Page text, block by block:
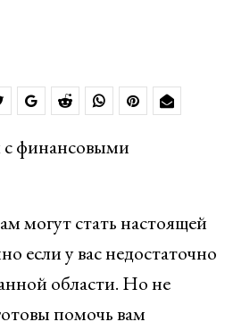
с финансовыми
могут стать настоящей
если у вас недостаточно
области. Но не
помочь вам